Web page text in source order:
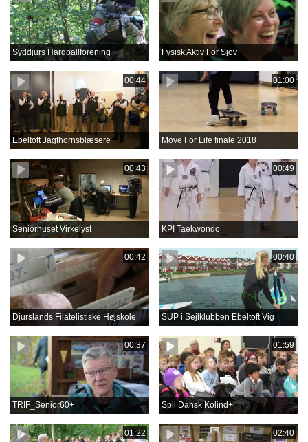
Syddjurs Hardballforening Fysisk Aktiv For Sjov
00:44
Ebeltoft Jagthornsblæsere
01:00
Move For Life finale 2018
00:43
Seniorhuset Virkelyst
00:49
KPI Taekwondo
00:42
Djurslands Filatelistiske Højskole
00:40
SUP i Sejlklubben Ebeltoft Vig
00:37
TRIF_Senior60+
01:59
Spil Dansk Kolind+
01:22 02:40